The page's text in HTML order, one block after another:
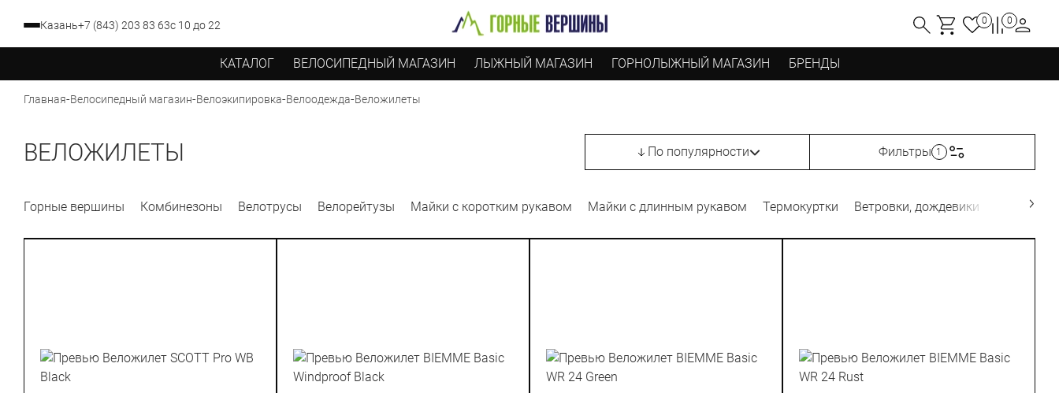
Казань+7 (843) 203 83 63с 10 до 22 0 0
КАТАЛОГ ВЕЛОСИПЕДНЫЙ МАГАЗИН ЛЫЖНЫЙ МАГАЗИН ГОРНОЛЫЖНЫЙ МАГАЗИН БРЕНДЫ
Главная-Велосипедный магазин-Велоэкипировка-Велоодежда-Веложилеты
ВЕЛОЖИЛЕТЫ По популярности Фильтры 1
Горные вершины Комбинезоны Велотрусы Велорейтузы Майки с коротким рукавом Майки с длинным рукавом Термокуртки Ветровки, дождевики Велоноски